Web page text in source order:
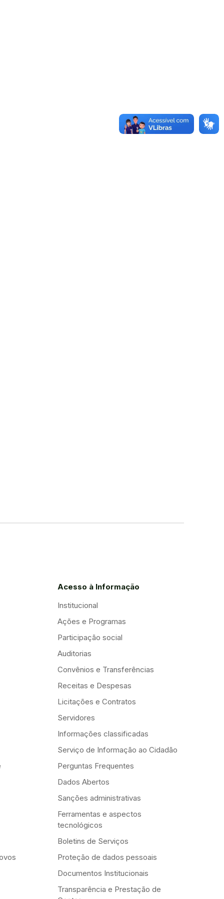
Acesso à Informação
Institucional
Ações e Programas
Participação social
Auditorias
Convênios e Transferências
Receitas e Despesas
Licitações e Contratos
Servidores
Informações classificadas
Serviço de Informação ao Cidadão
Perguntas Frequentes
Dados Abertos
Sanções administrativas
Ferramentas e aspectos
tecnológicos
Boletins de Serviços
Proteção de dados pessoais
Documentos Institucionais
Transparência e Prestação de